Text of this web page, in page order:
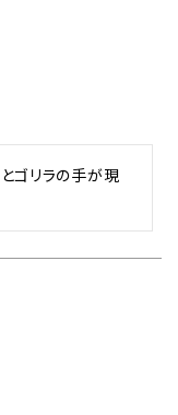
ゴリラの手が現